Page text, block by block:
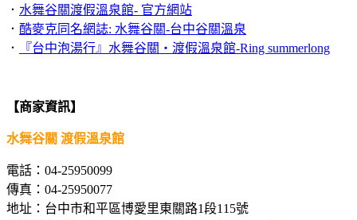
． 水舞谷關渡假溫泉館- 官方網站
． 酷麥克同名網誌: 水舞谷關-台中谷關溫泉
．
『台中泡湯行』水舞谷關‧渡假溫泉館-Ring summerlong
【商家資訊】
水舞谷關 渡假溫泉館
電話：04-25950099
傳真：04-25950077
地址：台中市和平區博愛里東關路1段115號